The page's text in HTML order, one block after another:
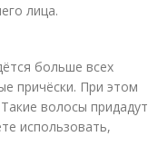
лица.
больше всех
причёски. При этом
волосы придадут
использовать,